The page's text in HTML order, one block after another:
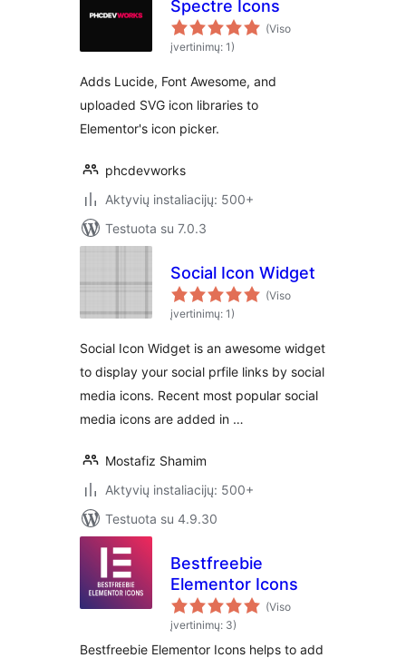
Spectre Icons
(Viso
įvertinimų: 1)
Adds Lucide, Font Awesome, and
uploaded SVG icon libraries to
Elementor's icon picker.
phcdevworks
Aktyvių instaliacijų: 500+
Testuota su 7.0.3
Social Icon Widget
(Viso
įvertinimų: 1)
Social Icon Widget is an awesome widget
to display your social prfile links by social
media icons. Recent most popular social
media icons are added in …
Mostafiz Shamim
Aktyvių instaliacijų: 500+
Testuota su 4.9.30
Bestfreebie
Elementor Icons
(Viso
įvertinimų: 3)
Bestfreebie Elementor Icons helps to add